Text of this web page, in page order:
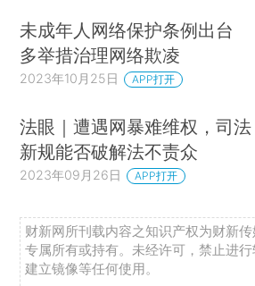
未成年人网络保护条例出台
多举措治理网络欺凌
2023年10月25日 APP打开
法眼｜遭遇网暴难维权，司法
新规能否破解法不责众
2023年09月26日 APP打开
财新网所刊载内容之知识产权为财新
专属所有或持有。未经许可，禁止进
建立镜像等任何使用。